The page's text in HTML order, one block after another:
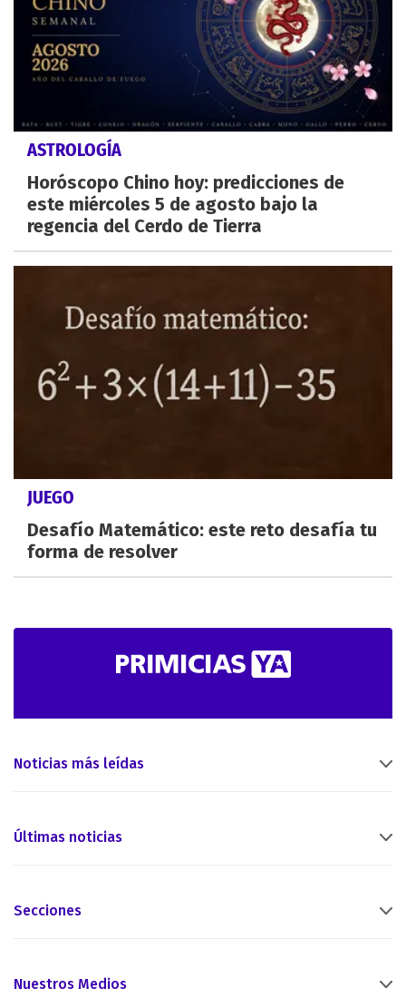
ASTROLOGÍA
Horóscopo Chino hoy: predicciones de
este miércoles 5 de agosto bajo la
regencia del Cerdo de Tierra
JUEGO
Desafío Matemático: este reto desafía tu
forma de resolver
Noticias más leídas
Últimas noticias
Secciones
Nuestros Medios